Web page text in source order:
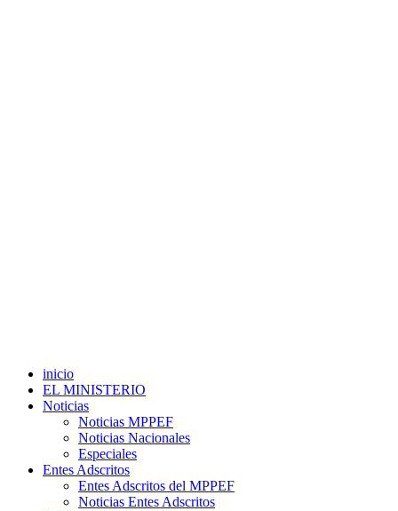
inicio
EL MINISTERIO
Noticias
Noticias MPPEF
Noticias Nacionales
Especiales
Entes Adscritos
Entes Adscritos del MPPEF
Noticias Entes Adscritos